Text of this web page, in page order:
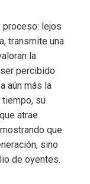
proceso: lejos
transmite una
la
percibido
aún más la
su
atrae
que
sino
de oyentes.